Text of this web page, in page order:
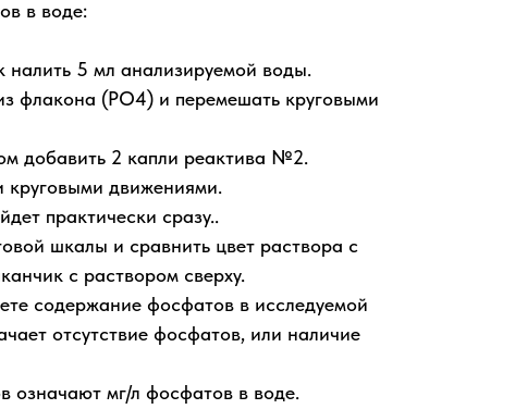
в воде:
налить 5 мл анализируемой воды.
флакона (PO4) и перемешать круговыми
добавить 2 капли реактива №2.
круговыми движениями.
практически сразу..
шкалы и сравнить цвет раствора с
с раствором сверху.
содержание фосфатов в исследуемой
отсутствие фосфатов, или наличие
означают мг/л фосфатов в воде.